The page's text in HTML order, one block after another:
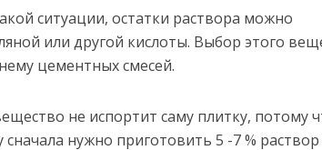
ситуации, остатки раствора можно
или другой кислоты. Выбор этого
цементных смесей.
не испортит саму плитку, потому
нужно приготовить 5 -7 % раствор